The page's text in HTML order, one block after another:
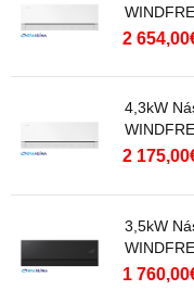
2 654,00
4,3kW
2 175,00
3,5kW
1 760,00